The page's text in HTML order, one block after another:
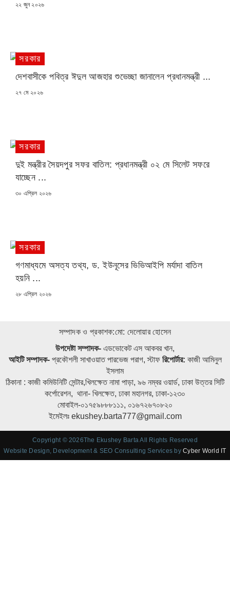
POSTED
২২ জুন ২০২৬
সরকার
দেশবাসীকে পবিত্র ঈদুল আজহার শুভেচ্ছা জানালেন প্রধানমন্ত্রী ...
POSTED
২৭ মে ২০২৬
সরকার
দুই মন্ত্রীর সৈয়দপুর সফর বাতিল: প্রধানমন্ত্রী ০২ মে সিলেট সফরে
যাচ্ছেন ...
POSTED
৩০ এপ্রিল ২০২৬
সরকার
গণমাধ্যমে অসত্য তথ্য, ড. ইউনূসের ভিভিআইপি মর্যাদা বাতিল
হয়নি ...
POSTED
২৮ এপ্রিল ২০২৬
সম্পাদক ও প্রকাশক:মো: দেলোয়ার হোসেন
উপদেষ্টা সম্পাদক- এডভোকেট এস আকবর খান,
আইটি সম্পাদক-প্রকৌশলী সাখাওয়াত পারভেজ পরাগ, স্টাফ রিপোর্টার: কাজী আমিনুল
ইসলাম
ঠিকানা : কাজী কমিউনিটি সেন্টার,খিলক্ষেত নামা পাড়া, ৯৬ নম্বর ওয়ার্ড, ঢাকা উত্তর সিটি
কর্পোরেশন, থানা- খিলক্ষেত, ঢাকা মহানগর, ঢাকা-১২৩০
মোবাইল-০১৭৫৯৮৮৮১১১, ০১৬৭২৬৭০৮২০
ইমেইলঃ ekushey.barta777@gmail.com
Copyright © 2026The Ekushey Barta All Rights Reserved
Website Design, Development & SEO Consulting Services byCyber World IT